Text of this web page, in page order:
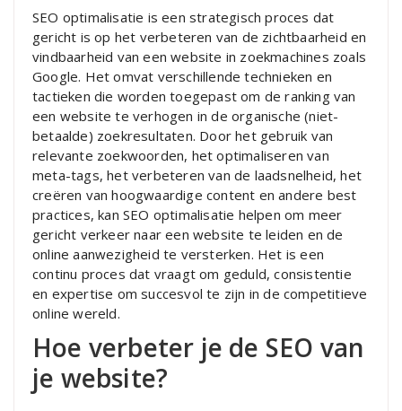
SEO optimalisatie is een strategisch proces dat
gericht is op het verbeteren van de zichtbaarheid en
vindbaarheid van een website in zoekmachines zoals
Google. Het omvat verschillende technieken en
tactieken die worden toegepast om de ranking van
een website te verhogen in de organische (niet-
betaalde) zoekresultaten. Door het gebruik van
relevante zoekwoorden, het optimaliseren van
meta-tags, het verbeteren van de laadsnelheid, het
creëren van hoogwaardige content en andere best
practices, kan SEO optimalisatie helpen om meer
gericht verkeer naar een website te leiden en de
online aanwezigheid te versterken. Het is een
continu proces dat vraagt om geduld, consistentie
en expertise om succesvol te zijn in de competitieve
online wereld.
Hoe verbeter je de SEO van
je website?